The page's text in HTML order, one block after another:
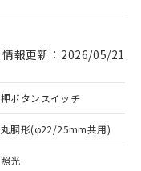
情報更新：2026/05/21
押ボタンスイッチ
丸胴形(φ22/25mm共用)
照光